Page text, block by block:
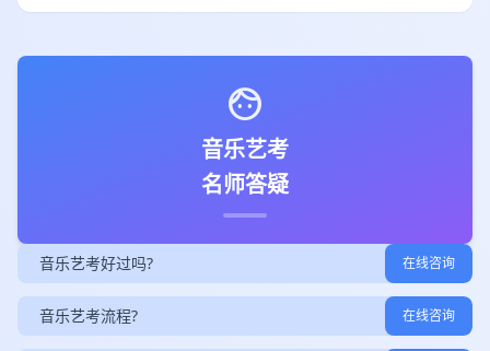
face
音乐艺考
名师答疑
音乐艺考好过吗? 在线咨询
音乐艺考流程? 在线咨询